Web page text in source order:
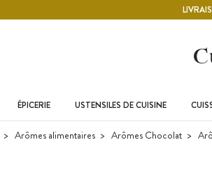
ÉPICERIE USTENSILES DE CUISINE
Arômes alimentaires Arômes Chocolat